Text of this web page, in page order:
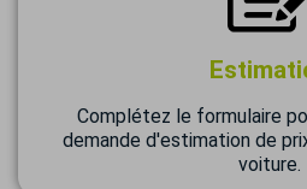
Complétez le formulaire
demande d'estimation de
voiture.